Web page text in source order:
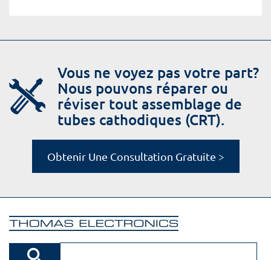
Vous ne voyez pas votre part?
Nous pouvons réparer ou
réviser tout assemblage de
tubes cathodiques (CRT).
Obtenir Une Consultation Gratuite >